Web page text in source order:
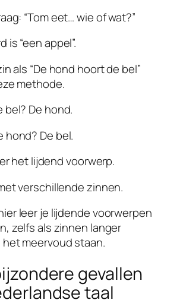
“Tom eet… wie of wat?”
is “een appel”.
als “De hond hoort de bel”
methode.
bel? De hond.
hond? De bel.
het lijdend voorwerp.
verschillende zinnen.
leer je lijdende voorwerpen
zelfs als zinnen langer
meervoud staan.
gevallen
taal